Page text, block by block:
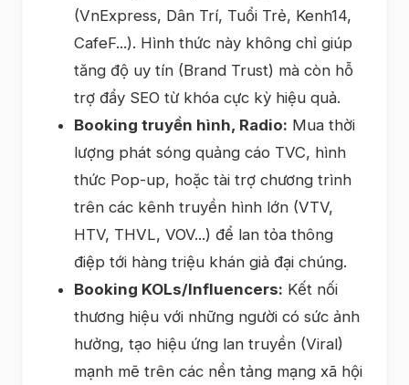
(VnExpress, Dân Trí, Tuổi Trẻ, Kenh14,
CafeF...). Hình thức này không chỉ giúp
tăng độ uy tín (Brand Trust) mà còn hỗ
trợ đẩy SEO từ khóa cực kỳ hiệu quả.
Booking truyền hình, Radio: Mua thời
lượng phát sóng quảng cáo TVC, hình
thức Pop-up, hoặc tài trợ chương trình
trên các kênh truyền hình lớn (VTV,
HTV, THVL, VOV...) để lan tỏa thông
điệp tới hàng triệu khán giả đại chúng.
Booking KOLs/Influencers: Kết nối
thương hiệu với những người có sức ảnh
hưởng, tạo hiệu ứng lan truyền (Viral)
mạnh mẽ trên các nền tảng mạng xã hội